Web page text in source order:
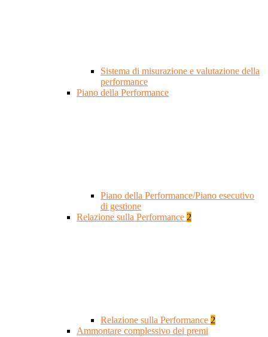
Sistema di misurazione e valutazione della
performance
Piano della Performance
Piano della Performance/Piano esecutivo
di gestione
Relazione sulla Performance 2
Relazione sulla Performance 2
Ammontare complessivo dei premi